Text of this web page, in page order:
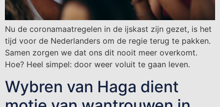
Nu de coronamaatregelen in de ijskast zijn gezet, is het
tijd voor de Nederlanders om de regie terug te pakken.
Samen zorgen we dat ons dit nooit meer overkomt.
Hoe? Heel simpel: door weer voluit te gaan leven.
Wybren van Haga dient